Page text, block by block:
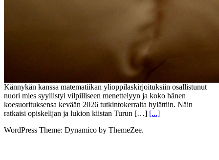
Kännykän kanssa matematiikan ylioppilaskirjoituksiin osallistunut
nuori mies syyllistyi vilpilliseen menettelyyn ja koko hänen
koesuorituksensa kevään 2026 tutkintokerralta hylättiin. Näin
ratkaisi opiskelijan ja lukion kiistan Turun […] [...]
WordPress Theme: Dynamico by ThemeZee.